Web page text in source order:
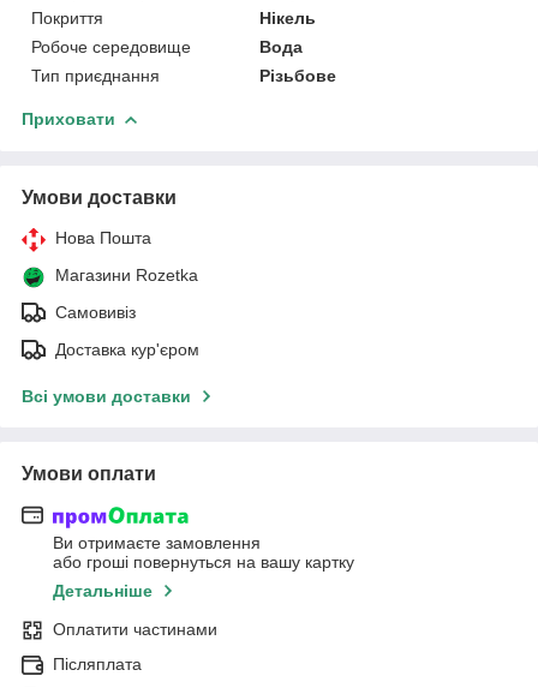
Покриття
Нікель
Робоче середовище
Вода
Тип приєднання
Різьбове
Приховати
Умови доставки
Нова Пошта
Магазини Rozetka
Самовивіз
Доставка кур'єром
Всі умови доставки
Умови оплати
Ви отримаєте замовлення
або гроші повернуться на вашу картку
Детальніше
Оплатити частинами
Післяплата